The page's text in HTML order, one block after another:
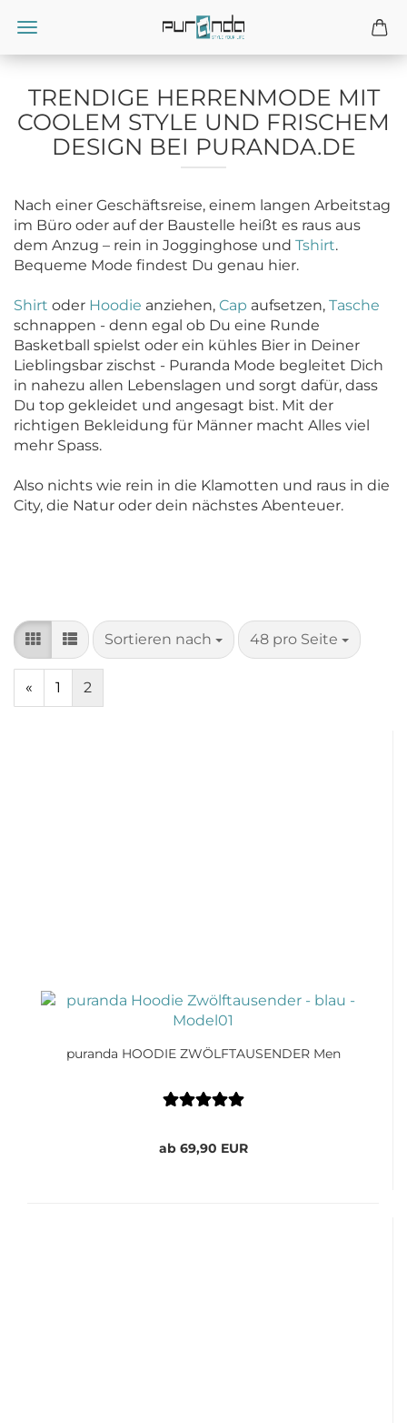
TRENDIGE HERRENMODE MIT
COOLEM STYLE UND FRISCHEM
DESIGN BEI PURANDA.DE
Nach einer Geschäftsreise, einem langen Arbeitstag
im Büro oder auf der Baustelle heißt es raus aus
dem Anzug – rein in Jogginghose und Tshirt.
Bequeme Mode findest Du genau hier.
Shirt oder Hoodie anziehen, Cap aufsetzen, Tasche
schnappen - denn egal ob Du eine Runde
Basketball spielst oder ein kühles Bier in Deiner
Lieblingsbar zischst - Puranda Mode begleitet Dich
in nahezu allen Lebenslagen und sorgt dafür, dass
Du top gekleidet und angesagt bist. Mit der
richtigen Bekleidung für Männer macht Alles viel
mehr Spass.
Also nichts wie rein in die Klamotten und raus in die
City, die Natur oder dein nächstes Abenteuer.
Sortieren nach
Sortieren nach 48 pro Seite
pro Seite
« 1 2
puranda HOODIE ZWÖLFTAUSENDER Men
ab 69,90 EUR